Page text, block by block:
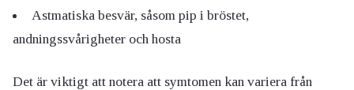
Astmatiska besvär, såsom pip i bröstet,
andningssvårigheter och hosta
Det är viktigt att notera att symtomen kan variera från